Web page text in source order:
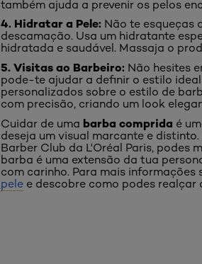
também ajuda a prevenir os pelos
4. Hidratar a Pele: Não te esqueças
descamação. Usa um hidratante
hidratada e saudável. Massaja o
5. Visitas ao Barbeiro: Não hesites
pode-te ajudar a definir o estilo
personalizados sobre o estilo de
com precisão, criando um look
Cuidar de uma barba comprida é
deseja um visual marcante e
Barber Club da L'Oréal Paris, podes
barba é uma extensão da tua
com carinho. Para mais
pele e descobre como podes